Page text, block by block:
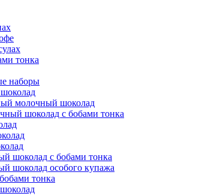
тонка
наборы
молочный шоколад
шоколад с бобами тонка
шоколад с бобами тонка
шоколад особого купажа
тонка